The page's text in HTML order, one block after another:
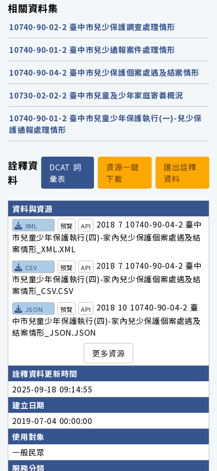
詮釋資
料
DCAT 詞
彙表
資源一鍵
下載
匯出詮釋
資料
詮釋資料詳細內容
資料與資源
XML 預覽 API
2018 7 10740-90-04-2 臺中
市兒童少年保護執行(四)-家內兒少保護個案處遇及結
案情形_XML.XML
CSV 預覽 API
2018 7 10740-90-04-2 臺中
市兒童少年保護執行(四)-家內兒少保護個案處遇及結
案情形_CSV.CSV
JSON 預覽 API
2018 10 10740-90-04-2 臺
中市兒童少年保護執行(四)-家內兒少保護個案處遇及
結案情形_JSON.JSON
更多資源
詮釋資料更新時間
2025-09-18 09:14:55
建立日期
2019-07-04 00:00:00
使用對象
一般民眾
服務分類
相關資料集
10740-90-02-2 臺中市兒少保護調查處理情形
10740-90-01-2 臺中市兒少通報案件處理情形
10740-90-04-2 臺中市兒少保護個案處遇及結案情形
10730-02-02-2 臺中市兒童及少年家庭寄養概況
10740-90-01-2 臺中市兒童少年保護執行(一)-兒少保
護通報處理情形